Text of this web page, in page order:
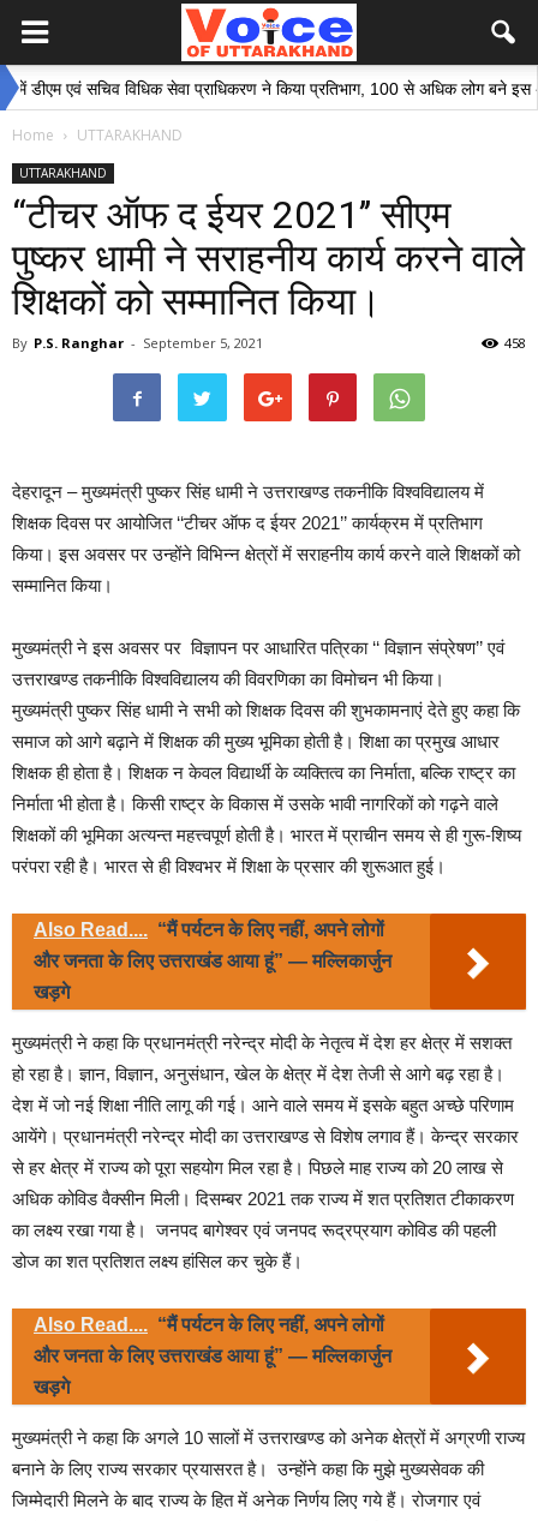
एवं सचिव विधिक सेवा प्राधिकरण ने किया प्रतिभाग, 100 से अधिक लोग बने इस अभियान
Home UTTARAKHAND
UTTARAKHAND
‘‘टीचर ऑफ द ईयर 2021’’ सीएम
पुष्कर धामी ने सराहनीय कार्य करने वाले
शिक्षकों को सम्मानित किया।
By P.S. Ranghar - September 5, 2021 458
देहरादून – मुख्यमंत्री पुष्कर सिंह धामी ने उत्तराखण्ड तकनीकि विश्वविद्यालय में
शिक्षक दिवस पर आयोजित ‘‘टीचर ऑफ द ईयर 2021’’ कार्यक्रम में प्रतिभाग
किया। इस अवसर पर उन्होंने विभिन्न क्षेत्रों में सराहनीय कार्य करने वाले शिक्षकों को
सम्मानित किया।
मुख्यमंत्री ने इस अवसर पर विज्ञापन पर आधारित पत्रिका ‘‘ विज्ञान संप्रेषण’’ एवं
उत्तराखण्ड तकनीकि विश्वविद्यालय की विवरणिका का विमोचन भी किया।
मुख्यमंत्री पुष्कर सिंह धामी ने सभी को शिक्षक दिवस की शुभकामनाएं देते हुए कहा कि
समाज को आगे बढ़ाने में शिक्षक की मुख्य भूमिका होती है। शिक्षा का प्रमुख आधार
शिक्षक ही होता है। शिक्षक न केवल विद्यार्थी के व्यक्तित्व का निर्माता, बल्कि राष्ट्र का
निर्माता भी होता है। किसी राष्ट्र के विकास में उसके भावी नागरिकों को गढ़ने वाले
शिक्षकों की भूमिका अत्यन्त महत्त्वपूर्ण होती है। भारत में प्राचीन समय से ही गुरू-शिष्य
परंपरा रही है। भारत से ही विश्वभर में शिक्षा के प्रसार की शुरूआत हुई।
Also Read.... “मैं पर्यटन के लिए नहीं, अपने लोगों
और जनता के लिए उत्तराखंड आया हूं” — मल्लिकार्जुन
खड़गे
मुख्यमंत्री ने कहा कि प्रधानमंत्री नरेन्द्र मोदी के नेतृत्व में देश हर क्षेत्र में सशक्त
हो रहा है। ज्ञान, विज्ञान, अनुसंधान, खेल के क्षेत्र में देश तेजी से आगे बढ़ रहा है।
देश में जो नई शिक्षा नीति लागू की गई। आने वाले समय में इसके बहुत अच्छे परिणाम
आयेंगे। प्रधानमंत्री नरेन्द्र मोदी का उत्तराखण्ड से विशेष लगाव हैं। केन्द्र सरकार
से हर क्षेत्र में राज्य को पूरा सहयोग मिल रहा है। पिछले माह राज्य को 20 लाख से
अधिक कोविड वैक्सीन मिली। दिसम्बर 2021 तक राज्य में शत प्रतिशत टीकाकरण
का लक्ष्य रखा गया है। जनपद बागेश्वर एवं जनपद रूद्रप्रयाग कोविड की पहली
डोज का शत प्रतिशत लक्ष्य हांसिल कर चुके हैं।
Also Read.... “मैं पर्यटन के लिए नहीं, अपने लोगों
और जनता के लिए उत्तराखंड आया हूं” — मल्लिकार्जुन
खड़गे
मुख्यमंत्री ने कहा कि अगले 10 सालों में उत्तराखण्ड को अनेक क्षेत्रों में अग्रणी राज्य
बनाने के लिए राज्य सरकार प्रयासरत है। उन्होंने कहा कि मुझे मुख्यसेवक की
जिम्मेदारी मिलने के बाद राज्य के हित में अनेक निर्णय लिए गये हैं। रोजगार एवं